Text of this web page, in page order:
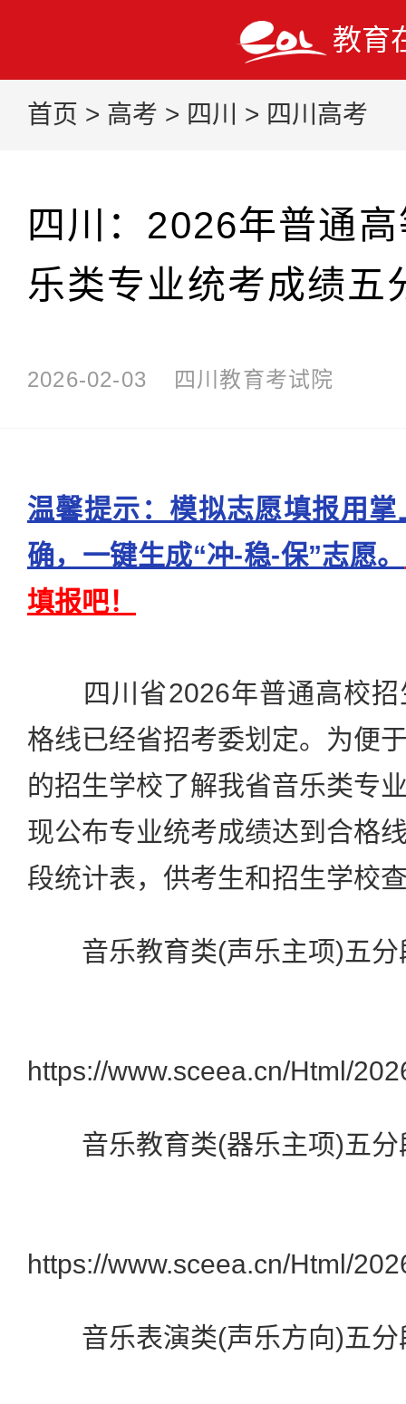
教育
首页 > 高考 > 四川 > 四川高考
四川：2026年普通
乐类专业统考成绩五
2026-02-03 四川教育考试院
温馨提示：模拟志愿填报用
确，一键生成“冲-稳-保”志愿。
填报吧！
四川省2026年普通高校招
格线已经省招考委划定。为便
的招生学校了解我省音乐类专
现公布专业统考成绩达到合格
段统计表，供考生和招生学校
音乐教育类(声乐主项)五分
https://www.sceea.cn/Html/
音乐教育类(器乐主项)五分
https://www.sceea.cn/Html/
音乐表演类(声乐方向)五分